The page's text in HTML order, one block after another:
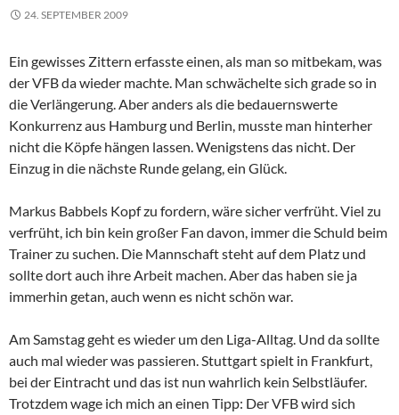
24. SEPTEMBER 2009
Ein gewisses Zittern erfasste einen, als man so mitbekam, was
der VFB da wieder machte. Man schwächelte sich grade so in
die Verlängerung. Aber anders als die bedauernswerte
Konkurrenz aus Hamburg und Berlin, musste man hinterher
nicht die Köpfe hängen lassen. Wenigstens das nicht. Der
Einzug in die nächste Runde gelang, ein Glück.
Markus Babbels Kopf zu fordern, wäre sicher verfrüht. Viel zu
verfrüht, ich bin kein großer Fan davon, immer die Schuld beim
Trainer zu suchen. Die Mannschaft steht auf dem Platz und
sollte dort auch ihre Arbeit machen. Aber das haben sie ja
immerhin getan, auch wenn es nicht schön war.
Am Samstag geht es wieder um den Liga-Alltag. Und da sollte
auch mal wieder was passieren. Stuttgart spielt in Frankfurt,
bei der Eintracht und das ist nun wahrlich kein Selbstläufer.
Trotzdem wage ich mich an einen Tipp: Der VFB wird sich